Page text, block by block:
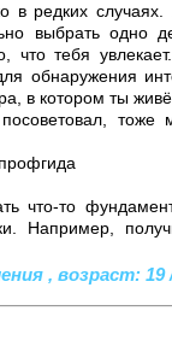
в редких
выбрать одно
что тебя
обнаружения
в котором ты
что-то
Например,
, возраст: 19 /